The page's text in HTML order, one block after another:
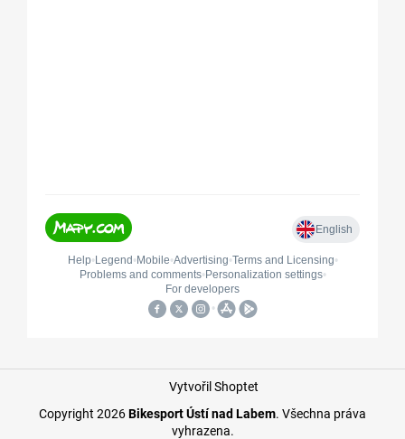
Vytvořil Shoptet
Copyright 2026Bikesport Ústí nad Labem. Všechna práva
vyhrazena.